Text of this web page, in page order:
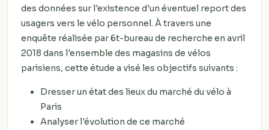
des données sur l'existence d'un éventuel report des
usagers vers le vélo personnel. À travers une
enquête réalisée par 6t-bureau de recherche en avril
2018 dans l'ensemble des magasins de vélos
parisiens, cette étude a visé les objectifs suivants :
Dresser un état des lieux du marché du vélo à
Paris
Analyser l'évolution de ce marché